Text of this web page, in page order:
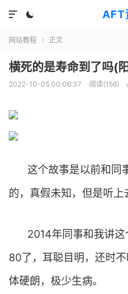
AFT


网站教程  正文
横死的是寿命到了吗(
2022-10-05 00:06:37 阅读(156)
这个故事是以前和同
的，真假未知，但是听上
2014年同事和我讲
80了，耳聪目明，还时
体硬朗，极少生病。